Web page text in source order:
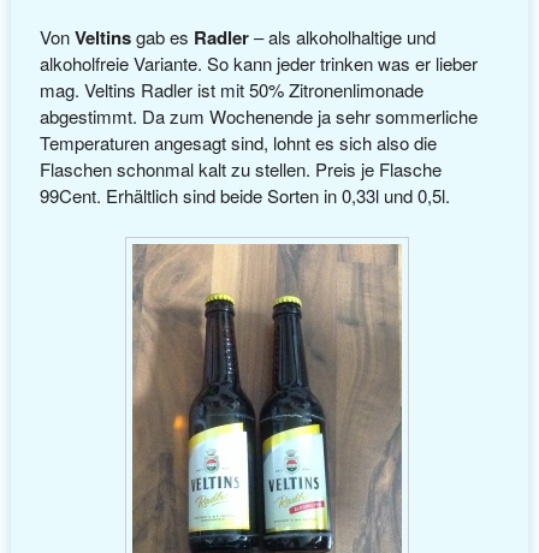
VonVeltinsgab es Radler– als alkoholhaltige und
alkoholfreie Variante. So kann jeder trinken was er lieber
mag. Veltins Radler ist mit 50% Zitronenlimonade
abgestimmt. Da zum Wochenende ja sehr sommerliche
Temperaturen angesagt sind, lohnt es sich also die
Flaschen schonmal kalt zu stellen. Preis je Flasche
99Cent. Erhältlich sind beide Sorten in 0,33l und 0,5l.